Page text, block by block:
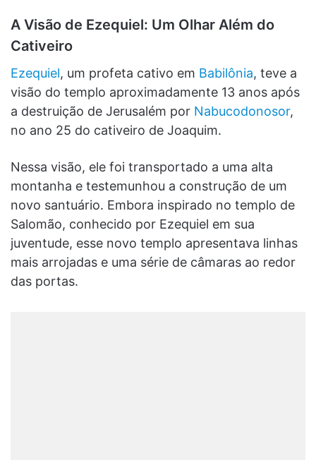
A Visão de Ezequiel: Um Olhar Além do
Cativeiro
Ezequiel, um profeta cativo em Babilônia, teve a
visão do templo aproximadamente 13 anos após
a destruição de Jerusalém por Nabucodonosor,
no ano 25 do cativeiro de Joaquim.
Nessa visão, ele foi transportado a uma alta
montanha e testemunhou a construção de um
novo santuário. Embora inspirado no templo de
Salomão, conhecido por Ezequiel em sua
juventude, esse novo templo apresentava linhas
mais arrojadas e uma série de câmaras ao redor
das portas.